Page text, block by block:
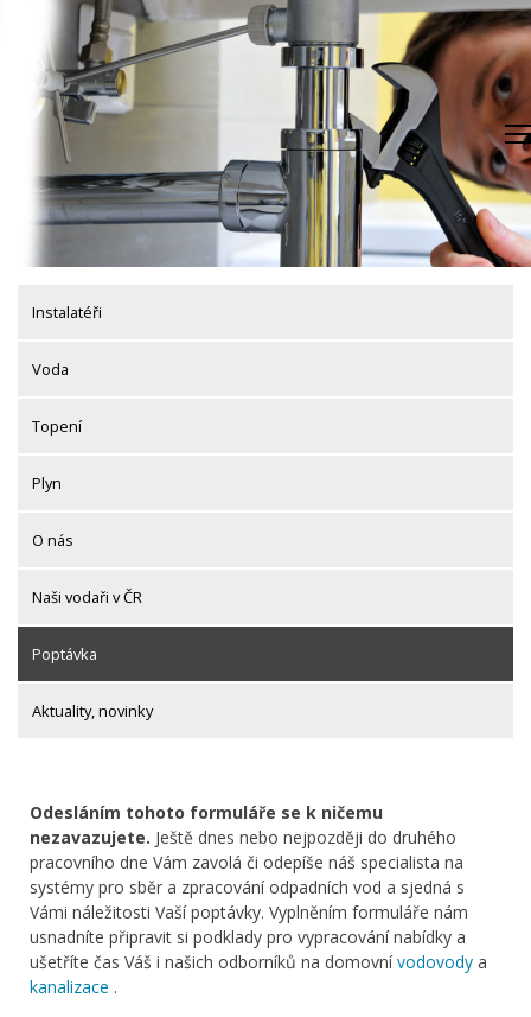
content
Instalatéři
Voda
Topení
Plyn
O nás
Naši vodaři v ČR
Poptávka
Aktuality, novinky
Odesláním tohoto formuláře se k ničemu
nezavazujete. Ještě dnes nebo nejpozději do druhého
pracovního dne Vám zavolá či odepíše náš specialista na
systémy pro sběr a zpracování odpadních vod a sjedná s
Vámi náležitosti Vaší poptávky. Vyplněním formuláře nám
usnadníte připravit si podklady pro vypracování nabídky a
ušetříte čas Váš i našich odborníků na domovnívodovody a
kanalizace .